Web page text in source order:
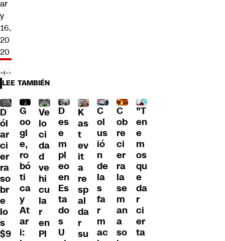
ar
y
16,
20
20
LEE TAMBIÉN
D
ól
ar
ci
er
ra
so
br
e
lo
s
$9
G
oo
gl
e,
ro
bó
ti
ca
y
At
ar
i:
Ve
lo
ci
da
d
ve
hi
cu
la
r
en
Pl
D
es
e
m
pl
eo
en
Es
ta
do
s
U
K
as
t
ev
it
a
re
sp
al
da
r
su
C
ol
us
ió
n
de
la
s
fa
r
m
ac
C
ob
re
ci
er
ra
la
se
m
an
a
so
"T
en
e
m
os
qu
e
da
r
ci
er
ta